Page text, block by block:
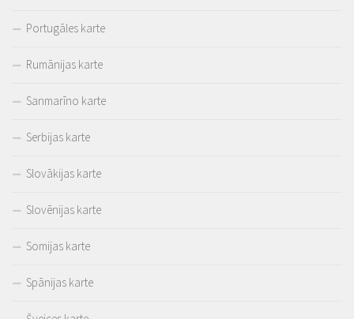
Portugāles karte
Rumānijas karte
Sanmarīno karte
Serbijas karte
Slovākijas karte
Slovēnijas karte
Somijas karte
Spānijas karte